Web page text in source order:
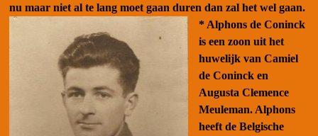
nu maar niet al te lang moet gaan duren dan zal het wel gaan.
* Alphons de Coninck
is een zoon uit het
huwelijk van Camiel
de Coninck en
Augusta Clemence
Meuleman. Alphons
heeft de Belgische